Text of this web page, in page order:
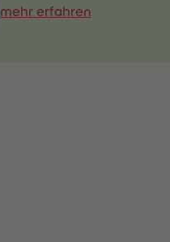
mehr erfahren